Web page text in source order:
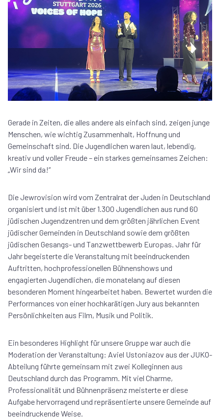
Gerade in Zeiten, die alles andere als einfach sind, zeigen junge
Menschen, wie wichtig Zusammenhalt, Hoffnung und
Gemeinschaft sind. Die Jugendlichen waren laut, lebendig,
kreativ und voller Freude – ein starkes gemeinsames Zeichen:
„Wir sind da!“
Die Jewrovision wird vom Zentralrat der Juden in Deutschland
organisiert und ist mit über 1.300 Jugendlichen aus rund 60
jüdischen Jugendzentren und dem größten jährlichen Event
jüdischer Gemeinden in Deutschland sowie dem größten
jüdischen Gesangs- und Tanzwettbewerb Europas. Jahr für
Jahr begeisterte die Veranstaltung mit beeindruckenden
Auftritten, hochprofessionellen Bühnenshows und
engagierten Jugendlichen, die monatelang auf diesen
besonderen Moment hingearbeitet haben. Bewertet wurden die
Performances von einer hochkarätigen Jury aus bekannten
Persönlichkeiten aus Film, Musik und Politik.
Ein besonderes Highlight für unsere Gruppe war auch die
Moderation der Veranstaltung: Aviel Ustoniazov aus der JUKO-
Abteilung führte gemeinsam mit zwei Kolleginnen aus
Deutschland durch das Programm. Mit viel Charme,
Professionalität und Bühnenpräsenz meisterte er diese
Aufgabe hervorragend und repräsentierte unsere Gemeinde auf
beeindruckende Weise.